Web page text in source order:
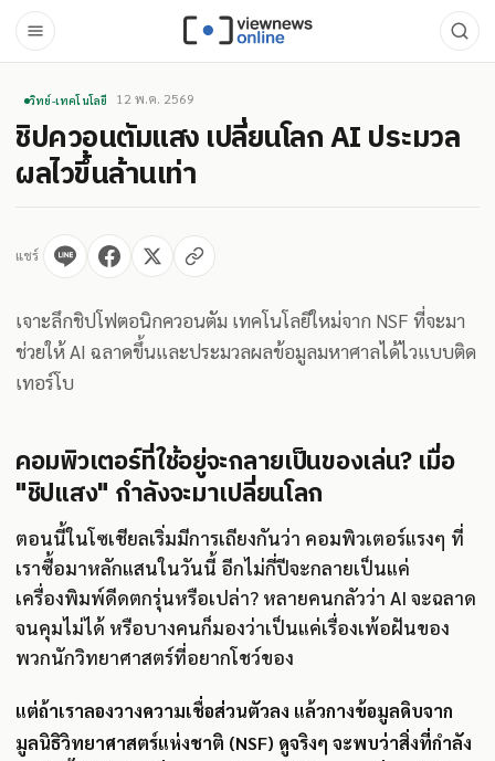
วิทย์-เทคโนโลยี 12 พ.ค. 2569
ชิปควอนตัมแสง เปลี่ยนโลก AI ประมวล
ผลไวขึ้นล้านเท่า
แชร์
เจาะลึกชิปโฟตอนิกควอนตัม เทคโนโลยีใหม่จาก NSF ที่จะมา
ช่วยให้ AI ฉลาดขึ้นและประมวลผลข้อมูลมหาศาลได้ไวแบบติด
เทอร์โบ
คอมพิวเตอร์ที่ใช้อยู่จะกลายเป็นของเล่น? เมื่อ
"ชิปแสง" กำลังจะมาเปลี่ยนโลก
ตอนนี้ในโซเชียลเริ่มมีการเถียงกันว่า คอมพิวเตอร์แรงๆ ที่
เราซื้อมาหลักแสนในวันนี้ อีกไม่กี่ปีจะกลายเป็นแค่
เครื่องพิมพ์ดีดตกรุ่นหรือเปล่า? หลายคนกลัวว่า AI จะฉลาด
จนคุมไม่ได้ หรือบางคนก็มองว่าเป็นแค่เรื่องเพ้อฝันของ
พวกนักวิทยาศาสตร์ที่อยากโชว์ของ
แต่ถ้าเราลองวางความเชื่อส่วนตัวลง แล้วกางข้อมูลดิบจาก
มูลนิธิวิทยาศาสตร์แห่งชาติ (NSF) ดูจริงๆ จะพบว่าสิ่งที่กำลัง